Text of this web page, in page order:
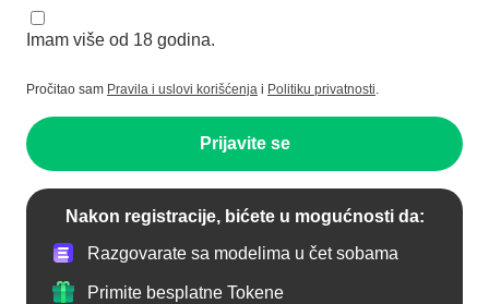
Imam više od 18 godina.
Pročitao sam Pravila i uslovi korišćenja i Politiku privatnosti.
Prijavite se
Nakon registracije, bićete u mogućnosti da:
Razgovarate sa modelima u čet sobama
Primite besplatne Tokene